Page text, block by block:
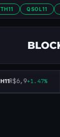
QSOL11
R$6,9+1.47%